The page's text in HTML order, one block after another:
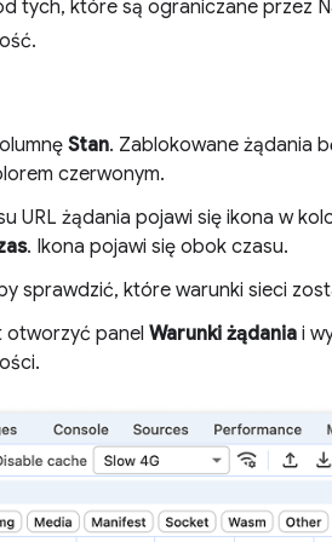
tych, które są ograniczane przez
Stan. Zablokowane żądania
czerwonym.
URL żądania pojawi się ikona w
. Ikona pojawi się obok czasu.
sprawdzić, które warunki sieci
otworzyć panel Warunki żądania i